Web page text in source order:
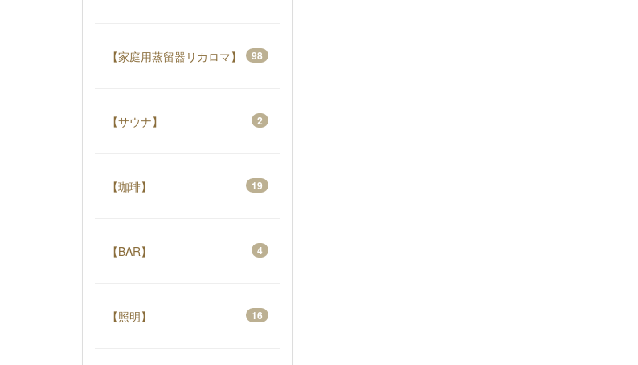
【家庭用蒸留器リカロマ】 98
【サウナ】 2
【珈琲】 19
【BAR】 4
【照明】 16